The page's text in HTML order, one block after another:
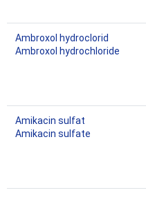
Ambroxol hydroclorid
Ambroxol hydrochloride
Amikacin sulfat
Amikacin sulfate